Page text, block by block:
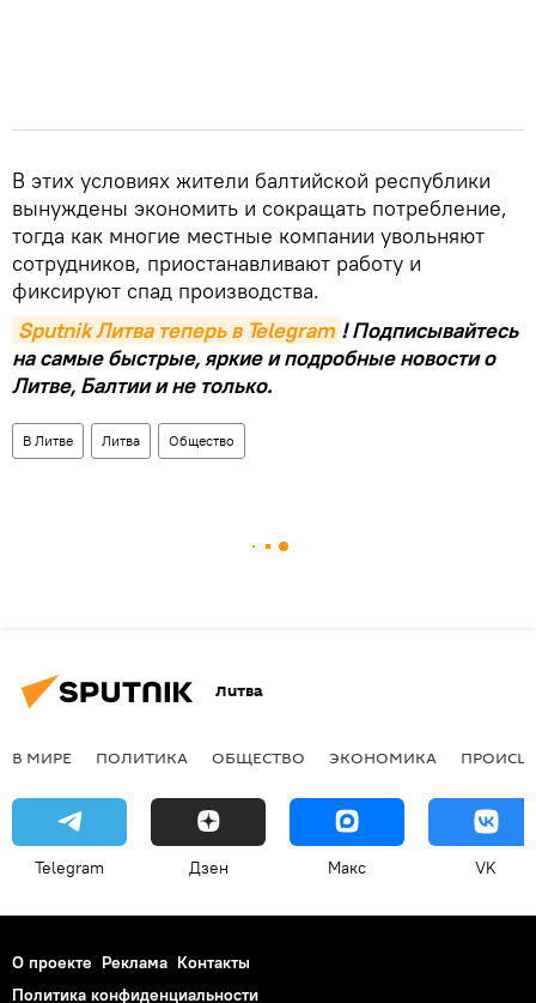
В этих условиях жители балтийской республики
вынуждены экономить и сокращать потребление,
тогда как многие местные компании увольняют
сотрудников, приостанавливают работу и
фиксируют спад производства.
Sputnik Литва теперь в Telegram ! Подписывайтесь
на самые быстрые, яркие и подробные новости о
Литве, Балтии и не только.
В Литве Литва Общество
Литва
В МИРЕ ПОЛИТИКА ОБЩЕСТВО ЭКОНОМИКА
Telegram Дзен Макс VK
О проекте Реклама Контакты
Политика конфиденциальности